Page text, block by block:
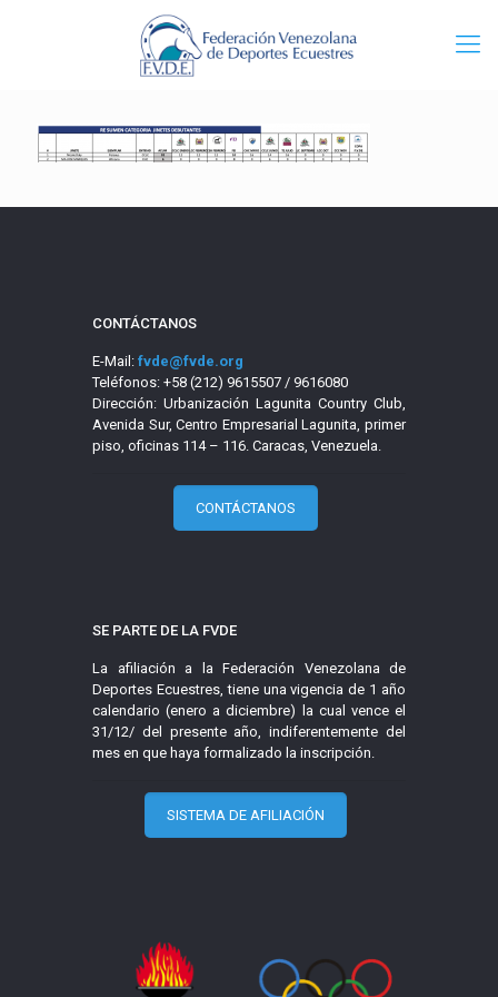
CONTÁCTANOS
E-Mail: fvde@fvde.org
Teléfonos: +58 (212) 9615507 / 9616080
Dirección: Urbanización Lagunita Country Club,
Avenida Sur, Centro Empresarial Lagunita, primer
piso, oficinas 114 – 116. Caracas, Venezuela.
CONTÁCTANOS
SE PARTE DE LA FVDE
La afiliación a la Federación Venezolana de
Deportes Ecuestres, tiene una vigencia de 1 año
calendario (enero a diciembre) la cual vence el
31/12/ del presente año, indiferentemente del
mes en que haya formalizado la inscripción.
SISTEMA DE AFILIACIÓN